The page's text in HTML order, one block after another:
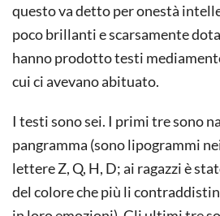
questo va detto per onestà
poco brillanti e scarsamente
hanno prodotto testi
cui ci avevano abituato.
I testi sono sei. I primi tre sono
pangramma (sono lipogrammi
lettere Z, Q, H, D; ai ragazzi è
del colore che più li